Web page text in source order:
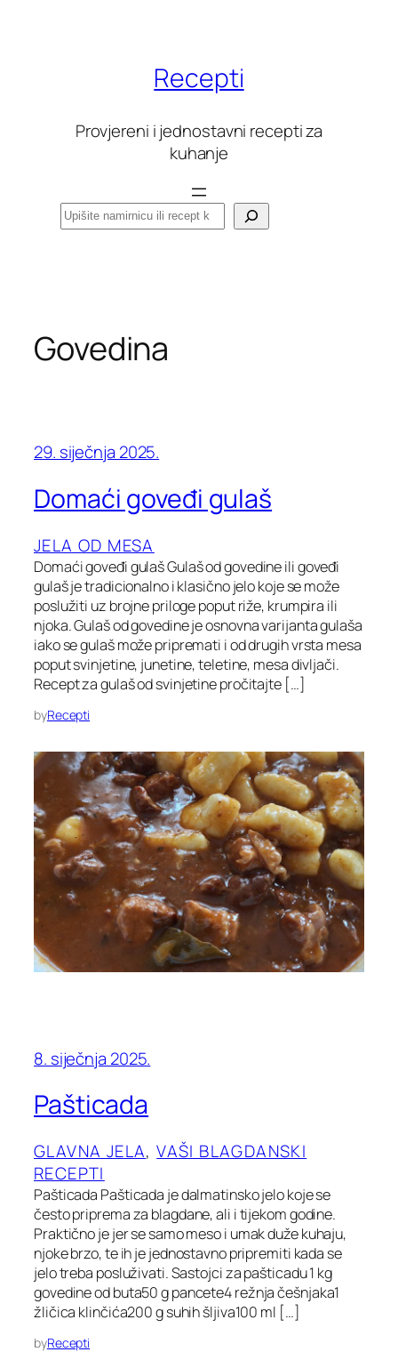
Recepti
Provjereni i jednostavni recepti za
kuhanje
Pretraga
Govedina
29. siječnja 2025.
Domaći goveđi gulaš
JELA OD MESA
Domaći goveđi gulaš Gulaš od govedine ili goveđi
gulaš je tradicionalno i klasično jelo koje se može
poslužiti uz brojne priloge poput riže, krumpira ili
njoka. Gulaš od govedine je osnovna varijanta gulaša
iako se gulaš može pripremati i od drugih vrsta mesa
poput svinjetine, junetine, teletine, mesa divljači.
Recept za gulaš od svinjetine pročitajte […]
byRecepti
8. siječnja 2025.
Pašticada
GLAVNA JELA, VAŠI BLAGDANSKI
RECEPTI
Pašticada Pašticada je dalmatinsko jelo koje se
često priprema za blagdane, ali i tijekom godine.
Praktično je jer se samo meso i umak duže kuhaju,
njoke brzo, te ih je jednostavno pripremiti kada se
jelo treba posluživati. Sastojci za pašticadu 1 kg
govedine od buta50 g pancete4 režnja češnjaka1
žličica klinčića200 g suhih šljiva100 ml […]
byRecepti